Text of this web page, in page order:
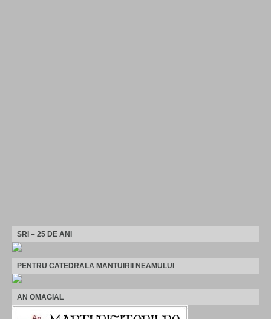
SRI – 25 DE ANI
PENTRU CATEDRALA MANTUIRII NEAMULUI
AN OMAGIAL